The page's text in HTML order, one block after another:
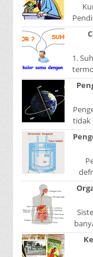
1.
tidak